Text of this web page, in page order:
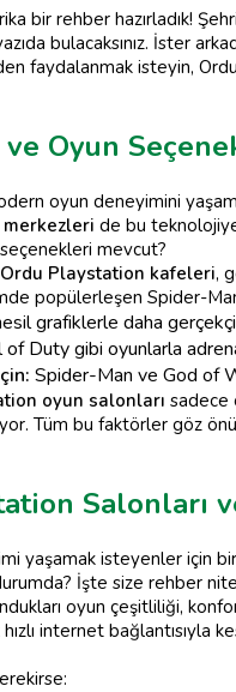
bir rehber hazırladık!
bulacaksınız. İster
faydalanmak isteyin,
Oyun
oyun deneyimini
merkezleri de bu
mevcut?
Ordu Playstation kafeleri,
popülerleşen Spider-
grafiklerle daha
of Duty gibi oyunlarla
Spider-Man ve God of
oyun salonları sadece
Tüm bu faktörler göz
Salonları
yaşamak isteyenler için
İşte size rehber
oyun çeşitliliği,
internet bağlantısıyla